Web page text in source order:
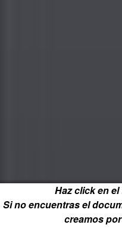
Haz click en
Si no encuentras el
creamos